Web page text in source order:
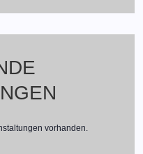
vorhanden.